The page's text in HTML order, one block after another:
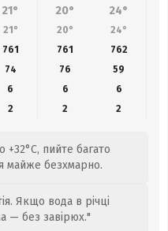
21° 20° 24°
21° 20° 24°
761 761 762
74 76 59
6 6
6
2 2 2
+32°C, пийте багато
майже безхмарно.
Якщо вода в річці
— без завірюх."